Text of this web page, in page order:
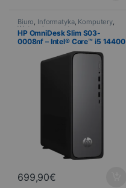
Biuro, Informatyka, Komputery,
Wstępnie zmontowany
HP OmniDesk Slim S03-
0008nf – Intel® Core™ i5 14400
– Intel® UHD 730 – 16 GB DDR5
– dysk SSD 512 GB – Windows
699,90€